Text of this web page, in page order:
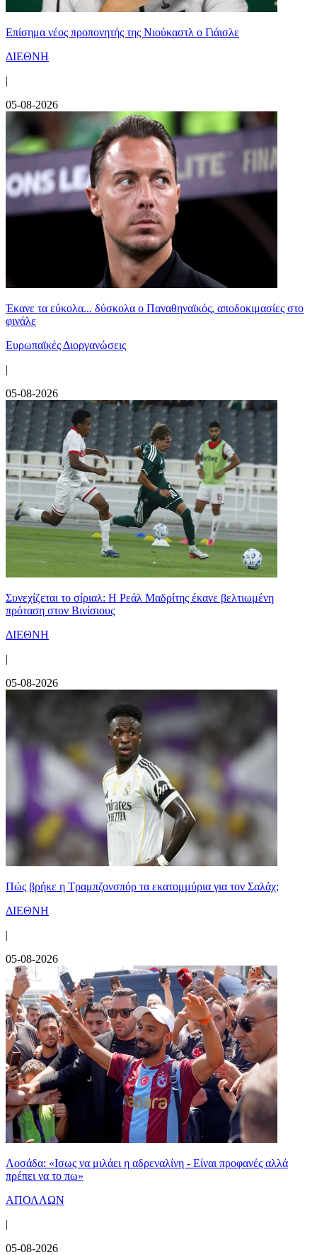
Επίσημα νέος προπονητής της Νιούκαστλ ο Γιάισλε
ΔΙΕΘΝΗ
|
05-08-2026
Έκανε τα εύκολα... δύσκολα ο Παναθηναϊκός, αποδοκιμασίες στο
φινάλε
Ευρωπαϊκές Διοργανώσεις
|
05-08-2026
Συνεχίζεται το σίριαλ: Η Ρεάλ Μαδρίτης έκανε βελτιωμένη
πρόταση στον Βινίσιους
ΔΙΕΘΝΗ
|
05-08-2026
Πώς βρήκε η Τραμπζονσπόρ τα εκατομμύρια για τον Σαλάχ;
ΔΙΕΘΝΗ
|
05-08-2026
Λοσάδα: «Ισως να μιλάει η αδρεναλίνη - Είναι προφανές αλλά
πρέπει να το πω»
ΑΠΟΛΛΩΝ
|
05-08-2026